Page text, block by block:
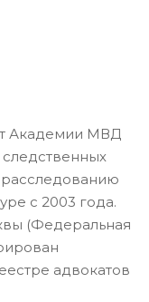
Академии МВД
расследованию
с 2003 года.
(Федеральная
адвокатов